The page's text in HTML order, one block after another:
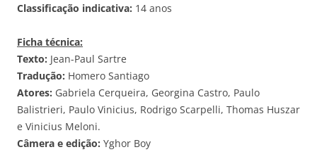
Classificação indicativa: 14 anos
Ficha técnica:
Texto: Jean-Paul Sartre
Tradução: Homero Santiago
Atores: Gabriela Cerqueira, Georgina Castro, Paulo
Balistrieri, Paulo Vinicius, Rodrigo Scarpelli, Thomas Huszar
e Vinicius Meloni.
Câmera e edição: Yghor Boy